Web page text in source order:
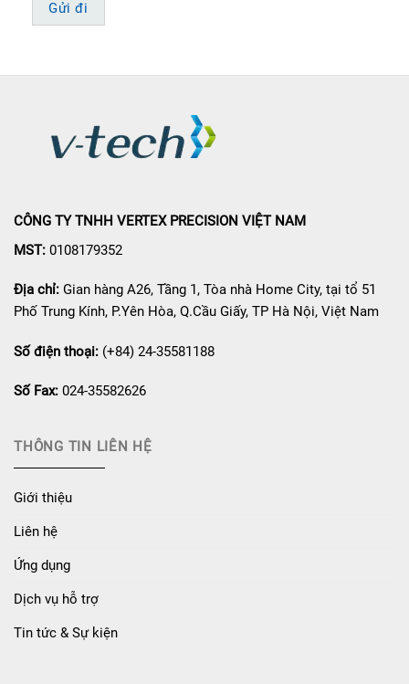
CÔNG TY TNHH VERTEX PRECISION VIỆT NAM
MST: 0108179352
Địa chỉ: Gian hàng A26, Tầng 1, Tòa nhà Home City, tại tổ 51
Phố Trung Kính, P.Yên Hòa, Q.Cầu Giấy, TP Hà Nội, Việt Nam
Số điện thoại: (+84) 24-35581188
Số Fax: 024-35582626
THÔNG TIN LIÊN HỆ
Giới thiệu
Liên hệ
Ứng dụng
Dịch vụ hỗ trợ
Tin tức & Sự kiện